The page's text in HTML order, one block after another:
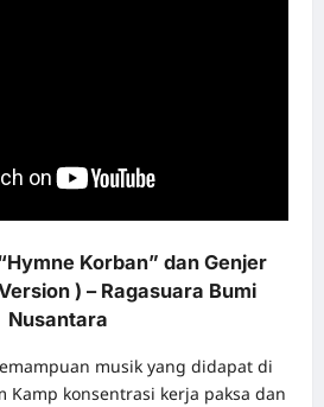
Korban” dan Genjer
) –Ragasuara Bumi
Nusantara
musik yang didapat di
Kamp konsentrasi kerja paksa dan